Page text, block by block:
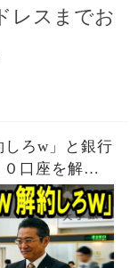
レスまでお
しろw」と銀行
口座を解約